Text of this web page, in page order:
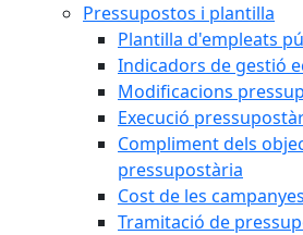
Pressupostos i plantilla
Plantilla d'empleats
Indicadors de gestió
Modificacions
Execució
Compliment dels
pressupostària
Cost de les
Tramitació de